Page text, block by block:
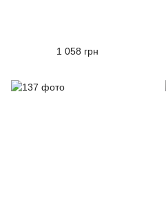
1 058 грн